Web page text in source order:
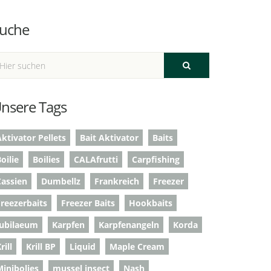
Tags
Pellets Bait Aktivator
Baits
Boilies CALAfrutti
Carpfishing
Dumbellz Frankreich
Freezer
Freezer Baits
Hookbaits
Karpfen Karpfenangeln
Korda
Krill BP Liquid
Maple Cream
mussel insect
Nash